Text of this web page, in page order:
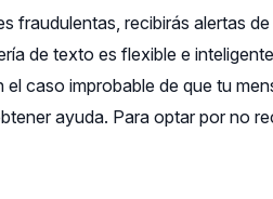
fraudulentas, recibirás alertas
de texto es flexible e
caso improbable de que tu
ayuda. Para optar por no